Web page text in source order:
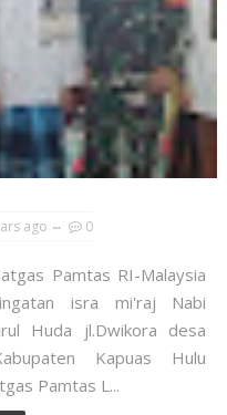
ago 0
Pamtas RI-Malaysia
isra mi'raj Nabi
Huda jl.Dwikora desa
Kapuas Hulu
Pamtas L...